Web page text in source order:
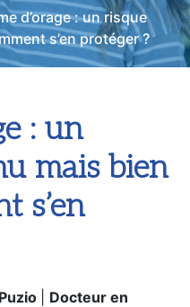
d’orage : un risque
s’en protéger ?
: un
mais bien
s’en
Docteur en